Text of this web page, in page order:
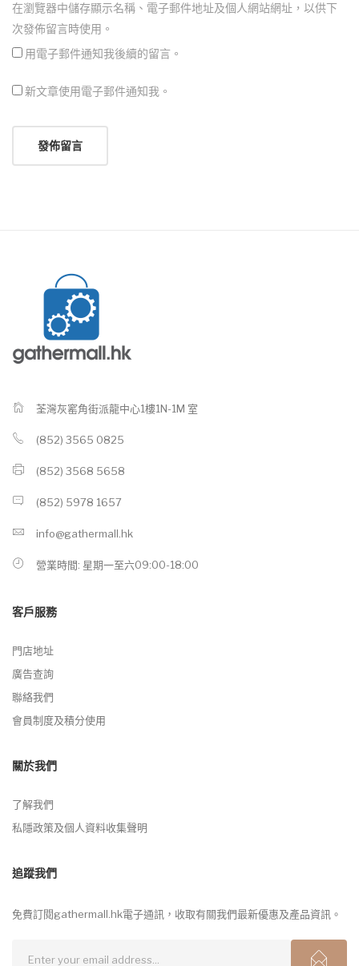
在瀏覽器中儲存顯示名稱、電子郵件地址及個人網站網址，以供下
次發佈留言時使用。
用電子郵件通知我後續的留言。
新文章使用電子郵件通知我。
荃灣灰窰角街派龍中心1樓1N-1M 室
(852) 3565 0825
(852) 3568 5658
(852) 5978 1657
info@gathermall.hk
營業時間: 星期一至六09:00-18:00
客戶服務
門店地址
廣告查詢
聯絡我們
會員制度及積分使用
關於我們
了解我們
私隱政策及個人資料收集聲明
追蹤我們
免費訂閱gathermall.hk電子通訊，收取有關我們最新優惠及產品資訊。